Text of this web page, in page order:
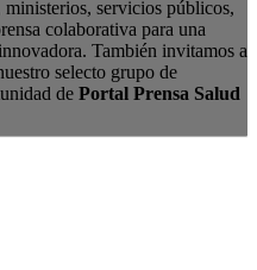
servicios públicos,
colaborativa para una
También invitamos a
selecto grupo de
de Portal Prensa Salud